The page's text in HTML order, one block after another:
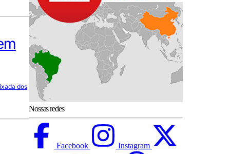
dos
Nossas redes
Facebook Instagram